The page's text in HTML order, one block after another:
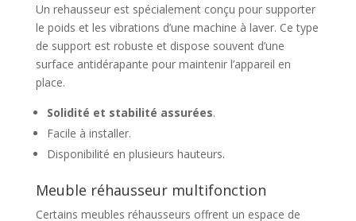
Un rehausseur est spécialement conçu pour supporter
le poids et les vibrations d’une machine à laver. Ce type
de support est robuste et dispose souvent d’une
surface antidérapante pour maintenir l’appareil en
place.
Solidité et stabilité assurées.
Facile à installer.
Disponibilité en plusieurs hauteurs.
Meuble réhausseur multifonction
Certains meubles réhausseurs offrent un espace de